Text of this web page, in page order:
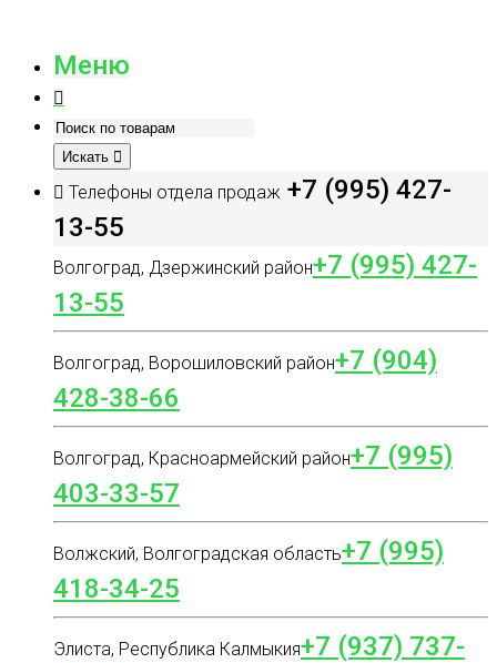
Меню
Искать
Телефоны отдела продаж +7 (995) 427-
13-55
Волгоград, Дзержинский район+7 (995) 427-
13-55
Волгоград, Ворошиловский район+7 (904)
428-38-66
Волгоград, Красноармейский район+7 (995)
403-33-57
Волжский, Волгоградская область+7 (995)
418-34-25
Элиста, Республика Калмыкия+7 (937) 737-